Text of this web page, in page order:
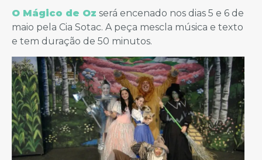
O Mágico de Oz será encenado nos dias 5 e 6 de
maio pela Cia Sotac. A peça mescla música e texto
e tem duração de 50 minutos.